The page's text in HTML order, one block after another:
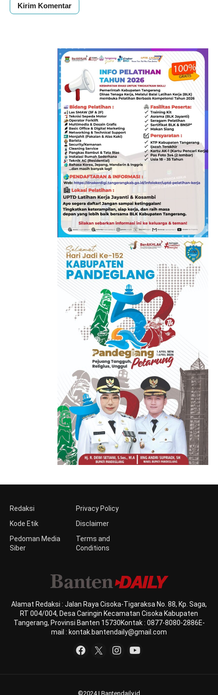
Redaksi
Kode Etik
Pedoman Media
Siber
Privacy Policy
Disclaimer
Terms and
Conditions
Alamat Redaksi : Jalan Raya Cisoka-Tigaraksa No. 88, Kp. Saga,
RT 004/004, Desa Caringin Kecamatan Cisoka Kabupaten
Tangerang, Provinsi Banten 15730Kontak : 0877-8080-2886E-
mail : kontak.bantendaily@gmail.com
©2024 | Bantendaily.id